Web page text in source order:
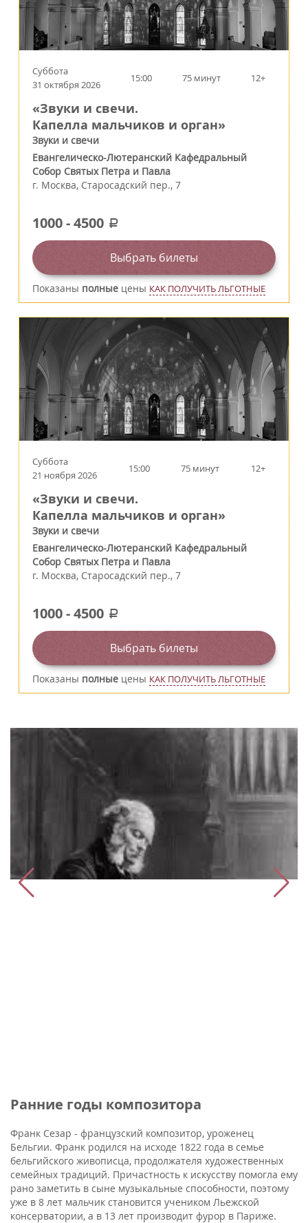
Суббота
31 октября 2026
15:00 75 минут 12+
«Звуки и свечи.
Капелла мальчиков и орган»
Звуки и свечи
Евангелическо-Лютеранский Кафедральный
Собор Святых Петра и Павла
г. Москва, Старосадский пер., 7
1000-4500 a
Выбрать билеты
Показаны полные цены КАК ПОЛУЧИТЬ ЛЬГОТНЫЕ
Суббота
21 ноября 2026
15:00 75 минут 12+
«Звуки и свечи.
Капелла мальчиков и орган»
Звуки и свечи
Евангелическо-Лютеранский Кафедральный
Собор Святых Петра и Павла
г. Москва, Старосадский пер., 7
1000-4500 a
Выбрать билеты
Показаны полные цены КАК ПОЛУЧИТЬ ЛЬГОТНЫЕ
Ранние годы композитора
Франк Сезар - французский композитор, уроженец
Бельгии. Франк родился на исходе 1822 года в семье
бельгийского живописца, продолжателя художественных
семейных традиций. Причастность к искусству помогла ему
рано заметить в сыне музыкальные способности, поэтому
уже в 8 лет мальчик становится учеником Льежской
консерватории, а в 13 лет производит фурор в Париже.